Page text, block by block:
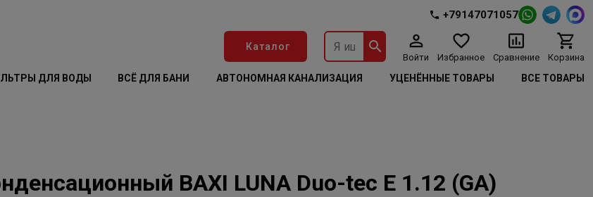
+79147071057
Каталог
Войти Избранное Сравнение Корзина
ДЛЯ ВОДЫ ВСЁ ДЛЯ БАНИ АВТОНОМНАЯ КАНАЛИЗАЦИЯ УЦЕНЁННЫЕ ТОВАРЫ ВСЕ ТОВАРЫ
BAXI LUNA Duo-tec E 1.12 (GA)